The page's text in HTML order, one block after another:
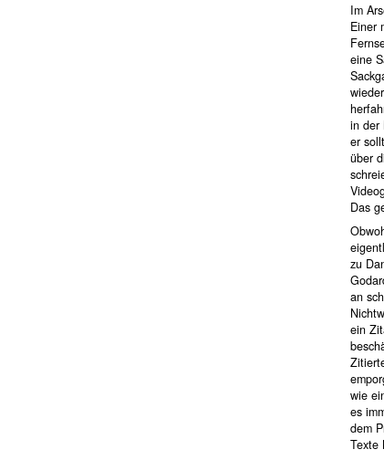
Im
Einer
eine
in der
er
über
Das
zu
an
ein
wie
es
dem
Texte